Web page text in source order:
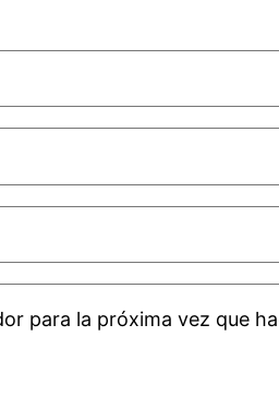
para la próxima vez que